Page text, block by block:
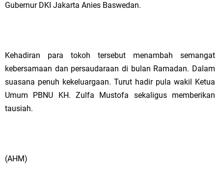
Gubernur DKI Jakarta Anies Baswedan.
Kehadiran para tokoh tersebut menambah semangat
kebersamaan dan persaudaraan di bulan Ramadan. Dalam
suasana penuh kekeluargaan. Turut hadir pula wakil Ketua
Umum PBNU KH. Zulfa Mustofa sekaligus memberikan
tausiah.
(AHM)